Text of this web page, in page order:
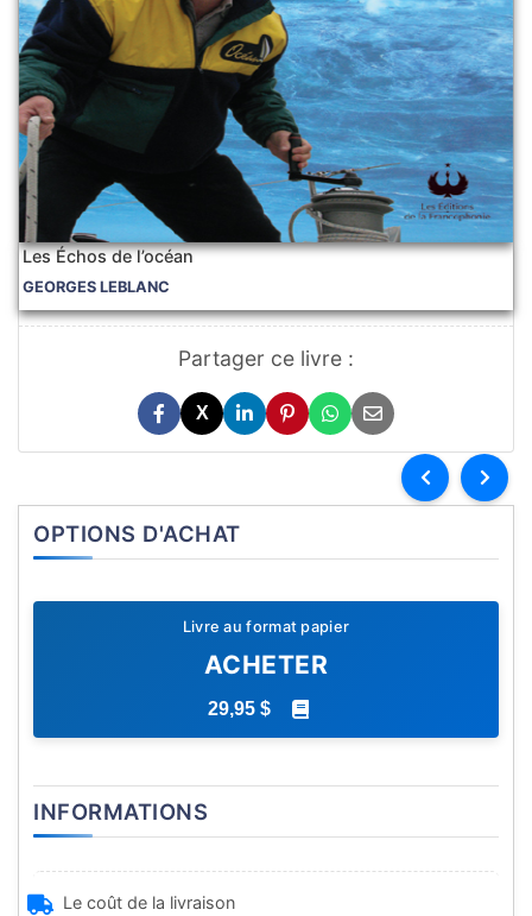
Les Échos de l’océan
GEORGES LEBLANC
Partager ce livre :
X
OPTIONS D'ACHAT
Livre au format papier
ACHETER
29,95 $
INFORMATIONS
Le coût de la livraison